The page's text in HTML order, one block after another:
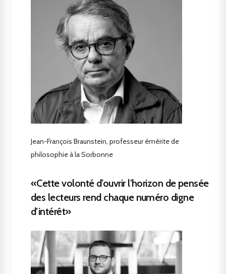
Jean-François Braunstein, professeur émérite de
philosophie à la Sorbonne
«Cette volonté d’ouvrir l’horizon de pensée
des lecteurs rend chaque numéro digne
d’intérêt»